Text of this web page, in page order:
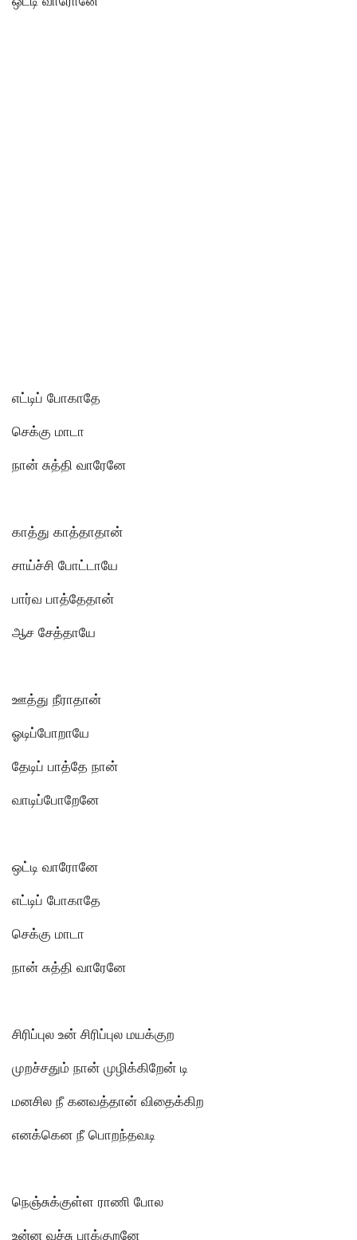
எட்டிப் போகாதே
செக்கு மாடா
நான் சுத்தி வாரேனே
காத்து காத்தாதான்
சாய்ச்சி போட்டாயே
பார்வ பாத்தேதான்
ஆச சேத்தாயே
ஊத்து நீராதான்
ஓடிப்போறாயே
தேடிப் பாத்தே நான்
வாடிப்போறேனே
ஒட்டி வாரோனே
எட்டிப் போகாதே
செக்கு மாடா
நான் சுத்தி வாரேனே
சிரிப்புல உன் சிரிப்புல மயக்குற
முறச்சதும் நான் முழிக்கிறேன் டி
மனசில நீ கனவத்தான் விதைக்கிற
எனக்கென நீ பொறந்தவடி
நெஞ்சுக்குள்ள ராணி போல
உன்ன வச்சு பாக்குறனே